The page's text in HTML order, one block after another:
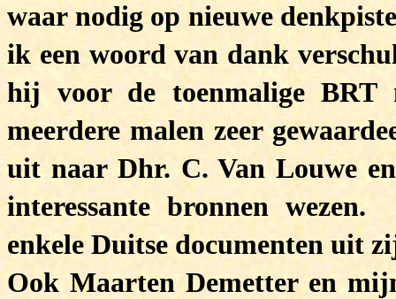
waar nodig op nieuwe
ik een woord van dank
hij voor de toenmalige
meerdere malen zeer
uit naar Dhr. C. Van Louwe
interessante bronnen wezen.
enkele Duitse documenten uit
Ook Maarten Demetter en